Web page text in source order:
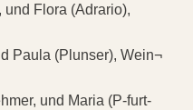
Flora (Adrario),
Paula (Plunser), Wein¬
und Maria (P-furt-